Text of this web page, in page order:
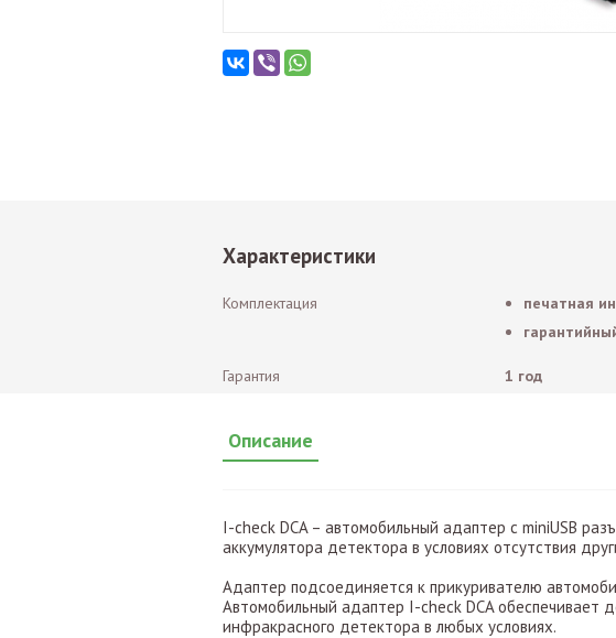
Характеристики
Комплектация
печатная
Гарантия 1 год
Описание
I-check DCA – автомобильный адаптер с miniUSB
аккумулятора детектора в условиях отсутствия
Адаптер подсоединяется к прикуривателю
Автомобильный адаптер I-check DCA обеспечивает
инфракрасного детектора в любых условиях.